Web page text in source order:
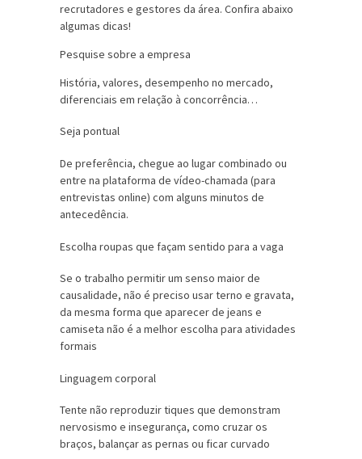
recrutadores e gestores da área. Confira abaixo
algumas dicas!
Pesquise sobre a empresa
História, valores, desempenho no mercado,
diferenciais em relação à concorrência…
Seja pontual
De preferência, chegue ao lugar combinado ou
entre na plataforma de vídeo-chamada (para
entrevistas online) com alguns minutos de
antecedência.
Escolha roupas que façam sentido para a vaga
Se o trabalho permitir um senso maior de
causalidade, não é preciso usar terno e gravata,
da mesma forma que aparecer de jeans e
camiseta não é a melhor escolha para atividades
formais
Linguagem corporal
Tente não reproduzir tiques que demonstram
nervosismo e insegurança, como cruzar os
braços, balançar as pernas ou ficar curvado